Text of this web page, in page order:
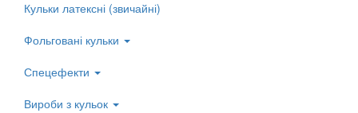
Left
menu
Кульки латексні (звичайні)
Фольговані кульки
Спецефекти
Вироби з кульок